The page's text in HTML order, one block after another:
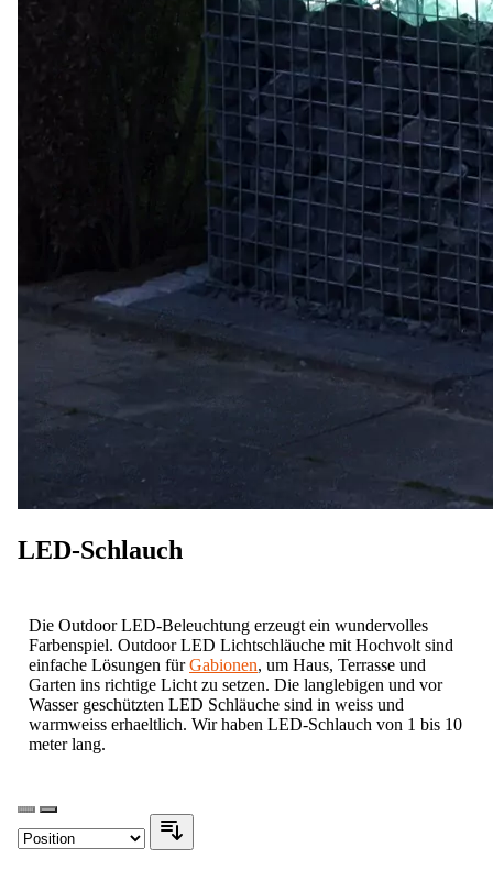
LED-Schlauch
Die Outdoor LED-Beleuchtung erzeugt ein wundervolles
Farbenspiel. Outdoor LED Lichtschläuche mit Hochvolt sind
einfache Lösungen fürGabionen, um Haus, Terrasse und
Garten ins richtige Licht zu setzen. Die langlebigen und vor
Wasser geschützten LED Schläuche sind in weiss und
warmweiss erhaeltlich. Wir haben LED-Schlauch von 1 bis 10
meter lang.